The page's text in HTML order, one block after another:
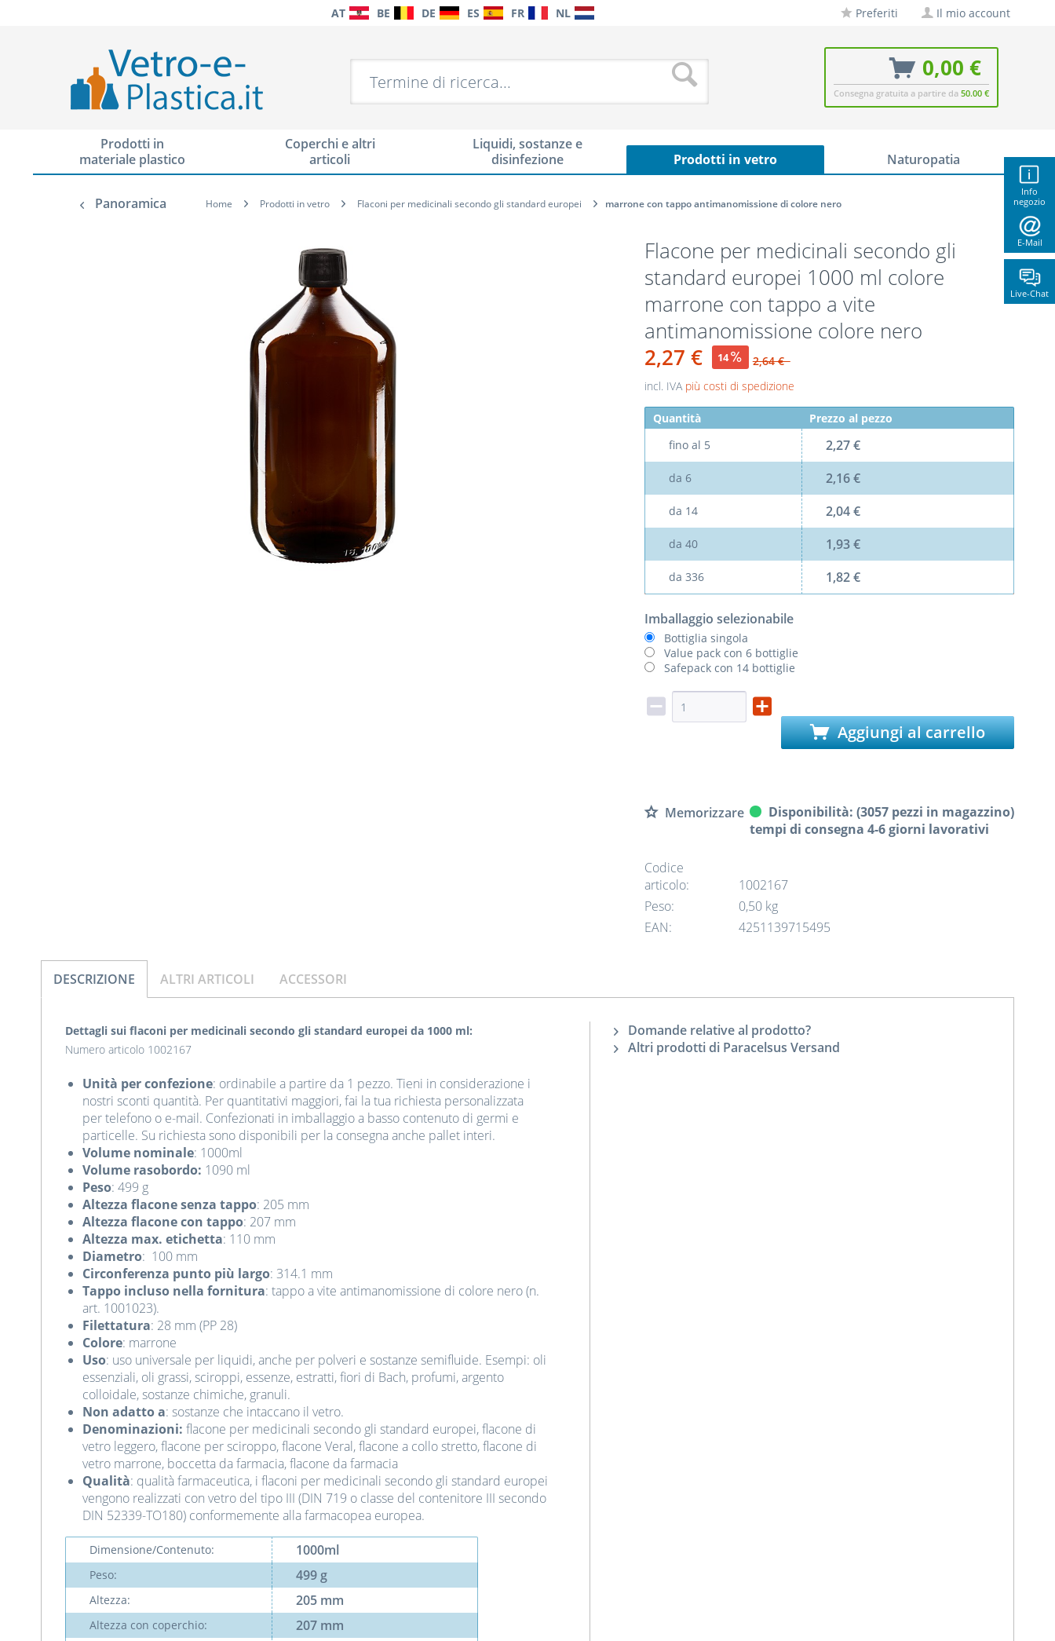
Info
negozio
E-Mail
Live-Chat
AT BE DE ES FR NL Preferiti Il mio account
0,00 €
Consegna gratuita a partire da 50.00 €
Prodotti in
materiale plastico
Coperchi e altri
articoli
Liquidi, sostanze e
disinfezione
Prodotti in vetro Naturopatia
Panoramica Home Prodotti in vetro Flaconi per medicinali secondo gli standard europei marrone con tappo antimanomissione di colore nero
Flacone per medicinali secondo gli
standard europei 1000 ml colore
marrone con tappo a vite
antimanomissione colore nero
2,27 €
14
2,64 €
incl. IVA più costi di spedizione
Quantità
Prezzo al pezzo
fino al 5 2,27 €
da 6 2,16 €
da 14 2,04 €
da 40 1,93 €
da 336 1,82 €
Imballaggio selezionabile
Bottiglia singola
Value pack con 6 bottiglie
Safepack con 14 bottiglie
Aggiungi al carrello
Memorizzare
Disponibilità: (3057 pezzi in magazzino)
tempi di consegna 4-6 giorni lavorativi
Codice
articolo:
1002167
Peso:
0,50 kg
EAN:
4251139715495
DESCRIZIONE ALTRI ARTICOLI ACCESSORI
Dettagli sui flaconi per medicinali secondo gli standard europei da 1000 ml:
Numero articolo 1002167
Unità per confezione: ordinabile a partire da 1 pezzo. Tieni in considerazione i
nostri sconti quantità. Per quantitativi maggiori, fai la tua richiesta personalizzata
pertelefono o e-mail. Confezionati in imballaggio a basso contenuto di germi e
particelle. Su richiesta sono disponibili per la consegna anche pallet interi.
Volume nominale: 1000ml
Volume rasobordo: 1090 ml
Peso: 499 g
Altezza flacone senza tappo: 205 mm
Altezza flacone con tappo: 207 mm
Altezza max. etichetta: 110 mm
Diametro: 100 mm
Circonferenza punto più largo: 314.1 mm
Tappo incluso nella fornitura: tappo a vite antimanomissione di colore nero (n.
art. 1001023).
Filettatura: 28 mm (PP 28)
Colore: marrone
Uso: uso universale per liquidi, anche per polveri e sostanze semifluide. Esempi: oli
essenziali, oli grassi, sciroppi, essenze, estratti, fiori di Bach, profumi, argento
colloidale, sostanze chimiche, granuli.
Non adatto a: sostanze che intaccano il vetro.
Denominazioni: flacone per medicinali secondo gli standard europei, flacone di
vetro leggero, flacone per sciroppo, flacone Veral, flacone a collo stretto, flacone di
vetro marrone, boccetta da farmacia, flacone da farmacia
Qualità: qualità farmaceutica, i flaconi per medicinali secondo gli standard europei
vengono realizzati con vetro del tipo III (DIN 719 o classe del contenitore III secondo
DIN 52339-TO180) conformemente alla farmacopea europea.
Dimensione/Contenuto: 1000ml
Peso: 499 g
Altezza: 205 mm
Altezza con coperchio: 207 mm
Domande relative al prodotto?
Altri prodotti di Paracelsus Versand